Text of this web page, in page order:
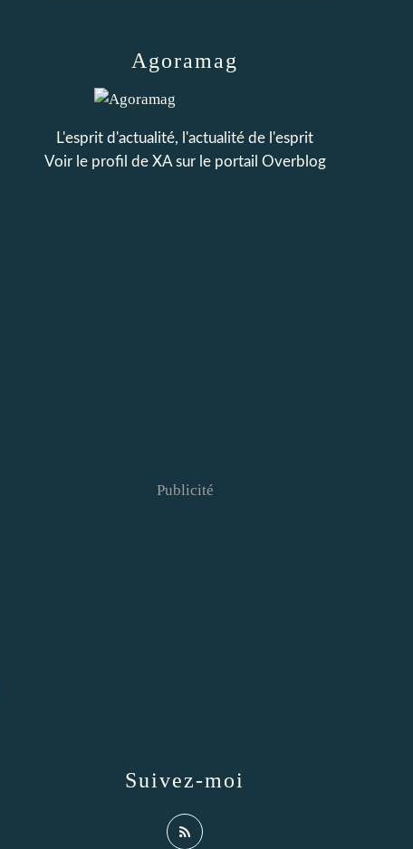
Agoramag
L'esprit d'actualité, l'actualité de l'esprit
Voir le profil de XAsur le portail Overblog
Suivez-moi
Publicité